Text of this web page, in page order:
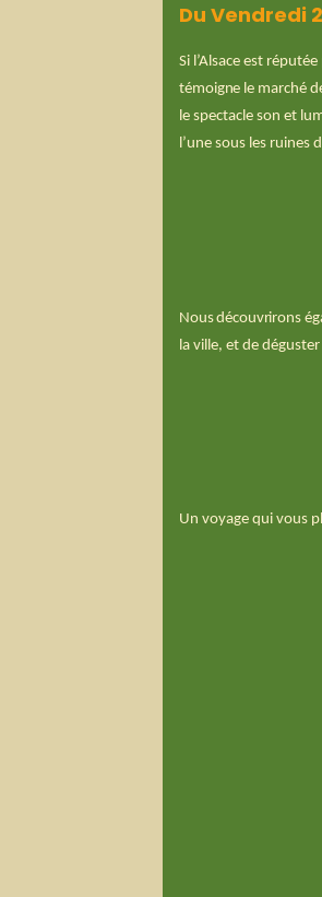
Du Vendredi
Si l’Alsace est
témoigne lemarché
le spectacle son et
l’une sous les ruines
Nous découvrirons
la ville, et de
Un voyage qui vous